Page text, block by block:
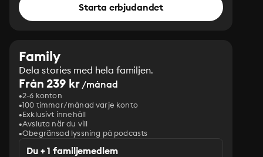
Starta erbjudandet
Family
Dela stories med hela familjen.
Från 239 kr/månad
2-6 konton
100 timmar/månad varje konto
Exklusivt innehåll
Avsluta när du vill
Obegränsad lyssning på podcasts
Du + 1 familjemedlem